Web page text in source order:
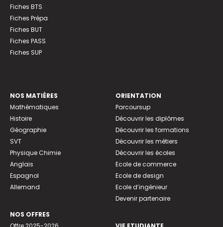
Fiches BTS
Fiches Prépa
Fiches BUT
Fiches PASS
Fiches SUP
NOS MATIÈRES
Mathématiques
Histoire
Géographie
SVT
Physique Chimie
Anglais
Espagnol
Allemand
NOS OFFRES
ORIENTATION
Parcoursup
Découvrir les diplômes
Découvrir les formations
Découvrir les métiers
Découvrir les écoles
Ecole de commerce
Ecole de design
Ecole d’ingénieur
Devenir partenaire